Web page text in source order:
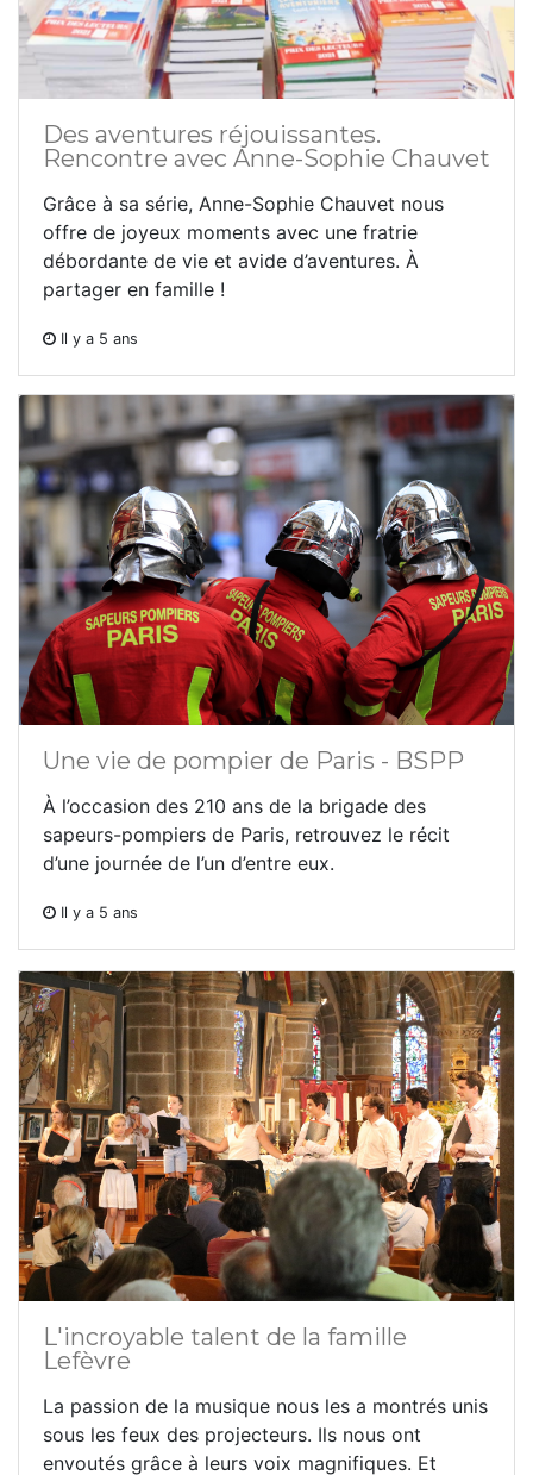
Des aventures réjouissantes.
Rencontre avec Anne-Sophie Chauvet
Grâce à sa série, Anne-Sophie Chauvet nous
offre de joyeux moments avec une fratrie
débordante de vie et avide d’aventures. À
partager en famille !
Il y a 5 ans
Une vie de pompier de Paris - BSPP
À l’occasion des 210 ans de la brigade des
sapeurs-pompiers de Paris, retrouvez le récit
d’une journée de l’un d’entre eux.
Il y a 5 ans
L'incroyable talent de la famille
Lefèvre
La passion de la musique nous les a montrés unis
sous les feux des projecteurs. Ils nous ont
envoutés grâce à leurs voix magnifiques. Et